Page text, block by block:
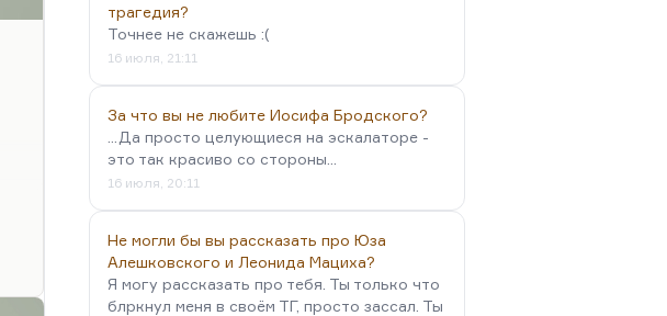
трагедия?
Точнее не скажешь :(
16 июля, 21:11
За что вы не любите Иосифа Бродского?
...Да просто целующиеся на эскалаторе -
это так красиво со стороны...
16 июля, 20:11
Не могли бы вы рассказать про Юза
Алешковского и Леонида Мациха?
Я могу рассказать про тебя. Ты только что
блркнул меня в своём ТГ, просто зассал. Ты